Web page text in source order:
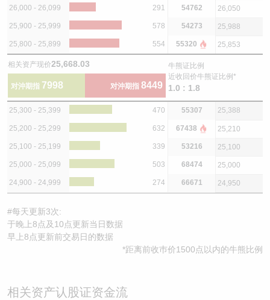
26,000 - 26,099 291 54762 26,050
25,900 - 25,999 578 54273 25,988
25,800 - 25,899 554 55320 25,853
相关资产现价25,668.03
对沖期指 7998 对沖期指 8449
牛熊证比例
近收回价牛熊证比例*
1.0 : 1.8
25,300 - 25,399 470 55307 25,388
25,200 - 25,299 632 67438 25,210
25,100 - 25,199 339 53216 25,100
25,000 - 25,099 503 68474 25,000
24,900 - 24,999 274 66671 24,950
#每天更新3次:
于晚上8点及10点更新当日数据
早上8点更新前交易日的数据
*距离前收巿价1500点以内的牛熊比例
相关资产认股证资金流